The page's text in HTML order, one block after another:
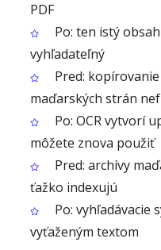
PDF
Po: ten istý
vyhľadateľný
Pred:
maďarských strán
Po: OCR vytvorí
môžete znova použiť
Pred: archívy
ťažko indexujú
Po: vyhľadávacie
vyťaženým textom